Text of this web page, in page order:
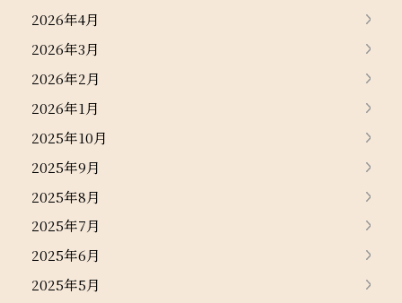
2026年4月
2026年3月
2026年2月
2026年1月
2025年10月
2025年9月
2025年8月
2025年7月
2025年6月
2025年5月